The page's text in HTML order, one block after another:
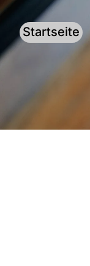
Startseite